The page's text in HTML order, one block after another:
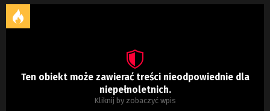
Ten obiekt może zawierać treści nieodpowiednie dla
niepełnoletnich.
Kliknij by zobaczyć wpis